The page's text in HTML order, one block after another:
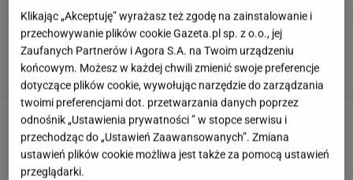
Partnerka Litewki po jego
śmierci: Niektórzy zlecieli się jak sępy
SUBSKRYPCJA
20 lat temu pokazali, że w Polsce też można
zrobić "Amerykę"
MARTA KORYCKA
Klikając „Akceptuję” wyrażasz też zgodę na zainstalowanie i
przechowywanie plików cookie Gazeta.pl sp. z o.o., jej
Zaufanych Partnerów i Agora S.A. na Twoim urządzeniu
końcowym. Możesz w każdej chwili zmienić swoje preferencje
dotyczące plików cookie, wywołując narzędzie do zarządzania
twoimi preferencjami dot. przetwarzania danych poprzez
odnośnik „Ustawienia prywatności ” w stopce serwisu i
przechodząc do „Ustawień Zaawansowanych”. Zmiana
ustawień plików cookie możliwa jest także za pomocą ustawień
przeglądarki.